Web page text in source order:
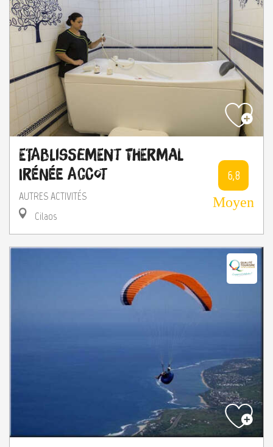
Etablissement Thermal
Irénée Accot
AUTRES ACTIVITÉS
Cilaos
6,8
Moyen